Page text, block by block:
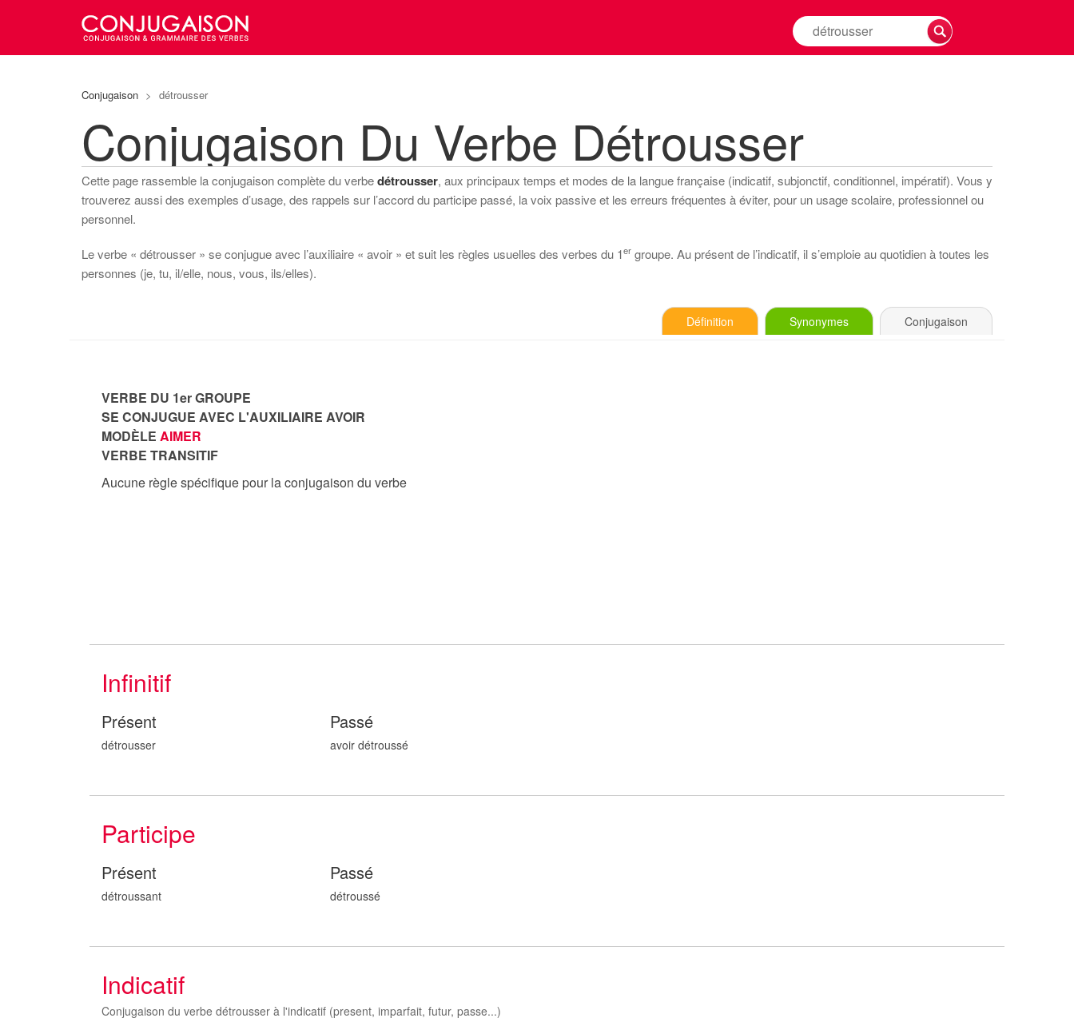
Rechercher
la
Conjugaison > détrousser
Conjugaison Du Verbe Détrousser
Cette page rassemble la conjugaison complète du verbedétrousser, aux principaux temps et modes de la langue française (indicatif, subjonctif, conditionnel, impératif). Vous y
trouverez aussi des exemples d’usage, des rappels sur l’accord du participe passé, la voix passive et les erreurs fréquentes à éviter, pour un usage scolaire, professionnel ou
personnel.
Le verbe « détrousser » se conjugue avec l’auxiliaire « avoir » et suit les règles usuelles des verbes du 1er groupe. Au présent de l’indicatif, il s’emploie au quotidien à toutes les
personnes (je, tu, il/elle, nous, vous, ils/elles).
Définition Synonymes Conjugaison
VERBE DU 1er GROUPE
SE CONJUGUE AVEC L'AUXILIAIRE AVOIR
MODÈLE AIMER
VERBE TRANSITIF
Aucune règle spécifique pour la conjugaison du verbe
Infinitif
Présent
détrousser
Passé
avoir détroussé
Participe
Présent
détroussant
Passé
détroussé
Indicatif
Conjugaison du verbe détrousser à l'indicatif (present, imparfait, futur, passe...)